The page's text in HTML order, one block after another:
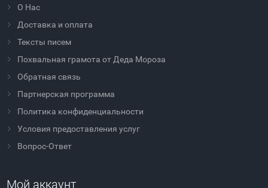
О Нас
Доставка и оплата
Тексты писем
Похвальная грамота от Деда Мороза
Обратная связь
Партнерская программа
Политика конфиденциальности
Условия предоставления услуг
Вопрос-Ответ
Мой аккаунт